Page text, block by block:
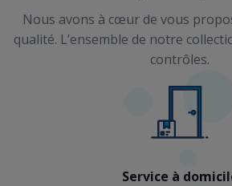
Nous avons à cœur de vous
qualité. L’ensemble de notre
contrôles.
Service à